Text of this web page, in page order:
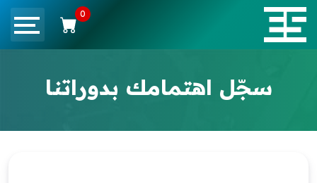
0
سجّل اهتمامك بدوراتنا